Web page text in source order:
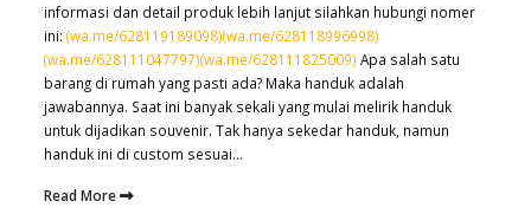
informasi dan detail produk lebih lanjut silahkan hubungi nomer
ini: (wa.me/628119189098)(wa.me/628118996998)
(wa.me/628111047797)(wa.me/628111825009) Apa salah satu
barang di rumah yang pasti ada? Maka handuk adalah
jawabannya. Saat ini banyak sekali yang mulai melirik handuk
untuk dijadikan souvenir. Tak hanya sekedar handuk, namun
handuk ini di custom sesuai...
Read More